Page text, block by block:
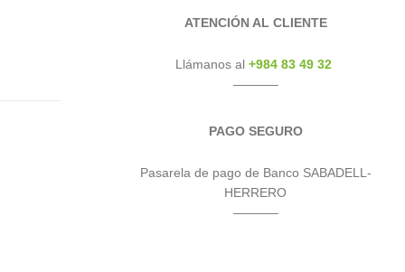
ATENCIÓN AL CLIENTE
Llámanos al +984 83 49 32
———–
PAGO SEGURO
Pasarela de pago de Banco SABADELL-
HERRERO
———–